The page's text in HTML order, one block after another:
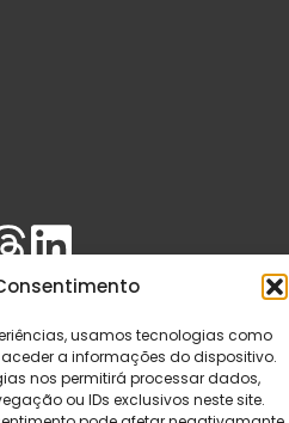
usamos tecnologias como
a informações do dispositivo.
nos permitirá processar dados,
ou IDs exclusivos neste site.
de Emergência. Todos os